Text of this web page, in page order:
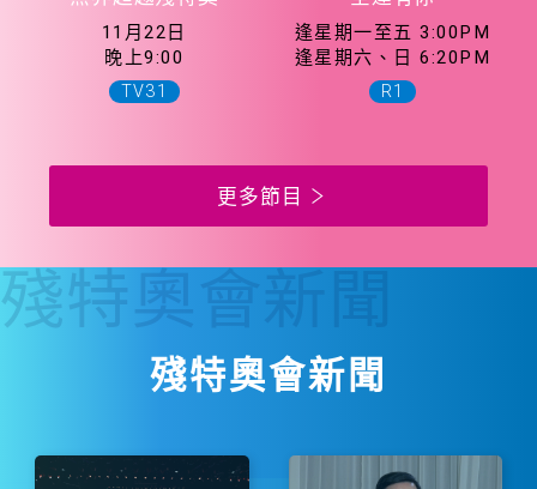
11月22日
晚上9:00
TV31
逢星期一至五 3:00PM
逢星期六、日 6:20PM
R1
更多節目
殘特奧會新聞
殘特奧會